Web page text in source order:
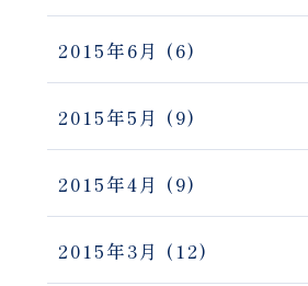
2015年6月 (6)
2015年5月 (9)
2015年4月 (9)
2015年3月 (12)